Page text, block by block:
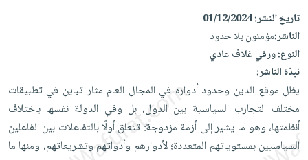
iKitab
على
Android
تحميل
iKitab
على
Apple
masmu3
على
Apple
جوائز
أجهزة
العناية
الشخصية
العناية
وتصفيف
الشعر
العناية
بالجسم
المطبخ
والسفرة
جديد
الكل
أواني
الطهي
أدوات
متجر
الهدايا
أقسام
تاريخ النشر:01/12/2024
الناشر:مؤمنون بلا حدود
النوع:ورقي غلاف عادي
نبذة الناشر:
يظل موقع الدين وحدود أدواره في المجال العام مثار تباين في تطبيقات
مختلف التجارب السياسية بين الدول، بل وفي الدولة نفسها باختلاف
أنظمتها، وهو ما يشير إلى أزمة مزدوجة: تتعلق أولًا بالتفاعلات بين الفاعلين
السياسيين بمستوياتهم المتعددة؛ لأدوارهم وأدواتهم وتشريعاتهم، ومنها ما